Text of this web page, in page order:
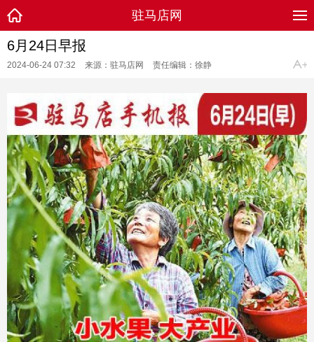
驻马店网
6月24日早报
2024-06-24 07:32 来源：驻马店网 责任编辑：徐静